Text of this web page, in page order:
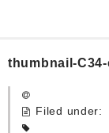
HOME
卒園記念品
thumbnail-
Filed under: